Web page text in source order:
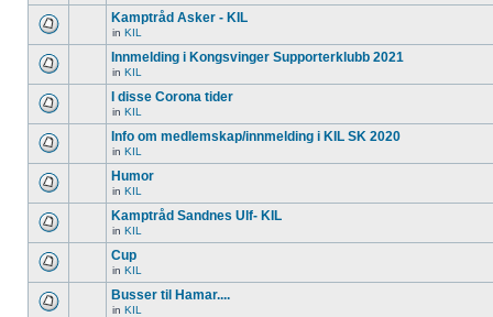
Kamptråd Asker - KIL
in KIL
Innmelding i Kongsvinger Supporterklubb 2021
in KIL
I disse Corona tider
in KIL
Info om medlemskap/innmelding i KIL SK 2020
in KIL
Humor
in KIL
Kamptråd Sandnes Ulf- KIL
in KIL
Cup
in KIL
Busser til Hamar....
in KIL